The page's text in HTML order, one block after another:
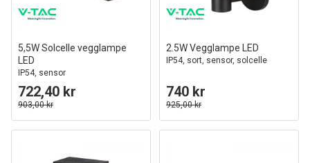
5,5W Solcelle vegglampe
LED
IP54, sensor
722,40 kr
903,00 kr
2.5W Vegglampe LED
IP54, sort, sensor, solcelle
740 kr
925,00 kr